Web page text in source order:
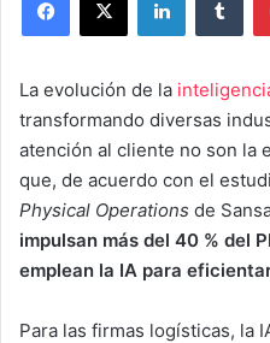
La evolución de la
transformando diversas
atención al cliente no son la
que, de acuerdo con el
Physical Operations de
impulsan más del 40 % del
emplean la IA para
Para las firmas logísticas, la